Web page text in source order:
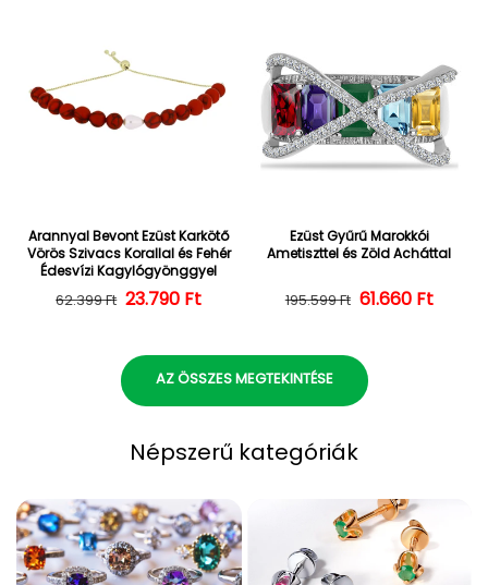
Arannyal Bevont Ezüst Karkötő
Vörös Szivacs Korallal és Fehér
Édesvízi Kagylógyönggyel
Normál ár
62.399 Ft Kedvezményes ár
23.790 Ft
Ezüst Gyűrű Marokkói
Ametiszttel és Zöld Acháttal
Normál ár
195.599 Ft 61.660 Ft
AZ ÖSSZES MEGTEKINTÉSE
Népszerű kategóriák